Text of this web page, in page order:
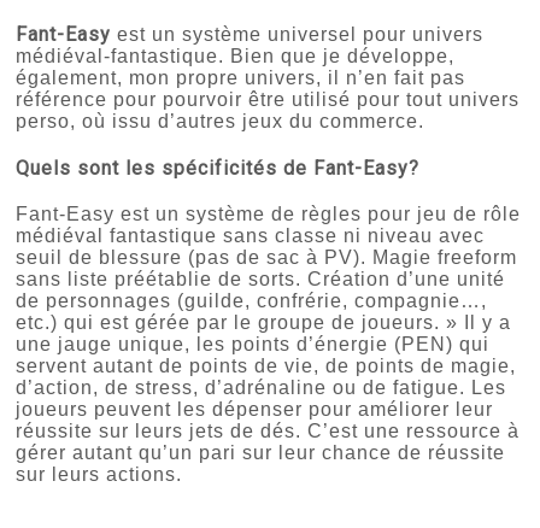
Fant-Easy est un système universel pour univers
médiéval-fantastique. Bien que je développe,
également, mon propre univers, il n’en fait pas
référence pour pourvoir être utilisé pour tout univers
perso, où issu d’autres jeux du commerce.
Quels sont les spécificités de Fant-Easy?
Fant-Easy est un système de règles pour jeu de rôle
médiéval fantastique sans classe ni niveau avec
seuil de blessure (pas de sac à PV). Magie freeform
sans liste préétablie de sorts. Création d’une unité
de personnages (guilde, confrérie, compagnie…,
etc.) qui est gérée par le groupe de joueurs. » Il y a
une jauge unique, les points d’énergie (PEN) qui
servent autant de points de vie, de points de magie,
d’action, de stress, d’adrénaline ou de fatigue. Les
joueurs peuvent les dépenser pour améliorer leur
réussite sur leurs jets de dés. C’est une ressource à
gérer autant qu’un pari sur leur chance de réussite
sur leurs actions.